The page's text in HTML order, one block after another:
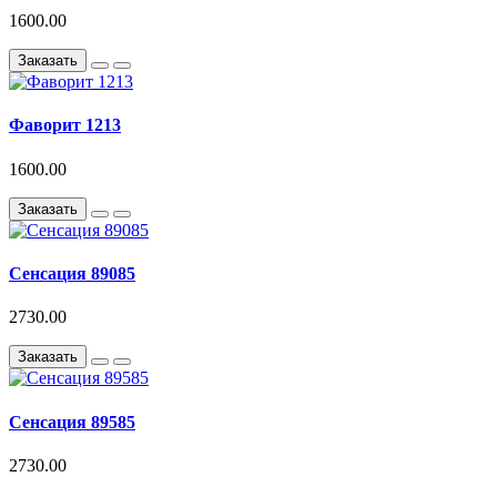
1600.00
Заказать
Фаворит 1213
1600.00
Заказать
Сенсация 89085
2730.00
Заказать
Сенсация 89585
2730.00